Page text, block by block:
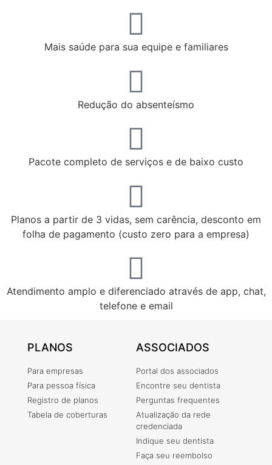
Mais saúde para sua equipe e familiares
Redução do absenteísmo
Pacote completo de serviços e de baixo custo
Planos a partir de 3 vidas, sem carência, desconto em
folha de pagamento (custo zero para a empresa)
Atendimento amplo e diferenciado através de app, chat,
telefone e email
PLANOS
Para empresas
Para pessoa física
Registro de planos
Tabela de coberturas
ASSOCIADOS
Portal dos associados
Encontre seu dentista
Perguntas frequentes
Atualização da rede
credenciada
Indique seu dentista
Faça seu reembolso